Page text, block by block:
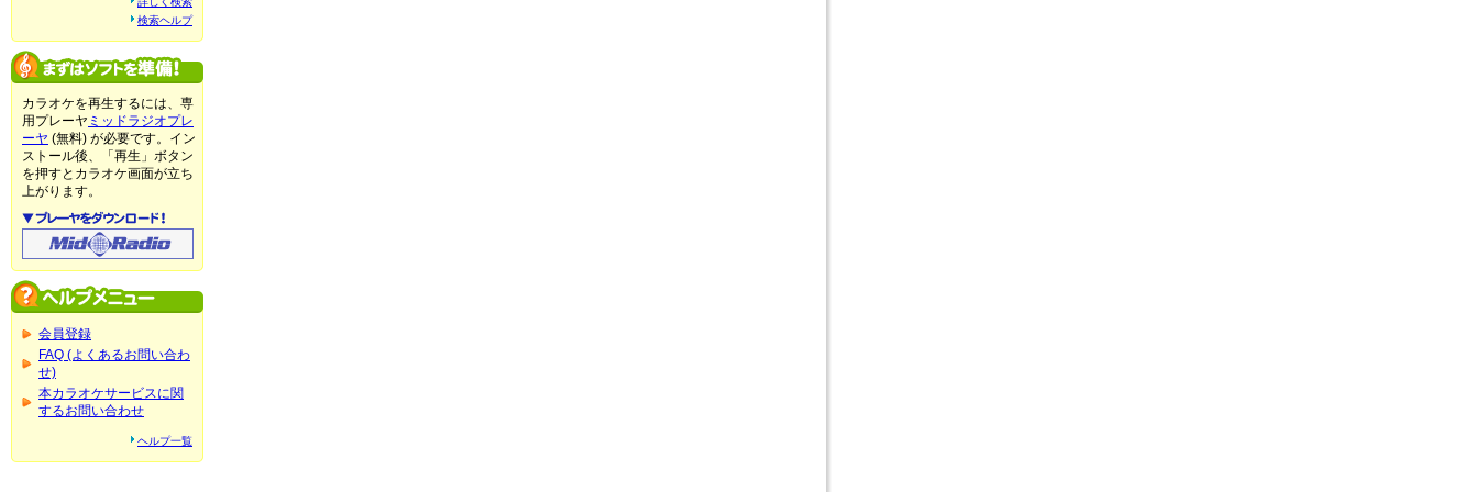
検索ヘルプ
カラオケを再生するには、専
用プレーヤ ミッドラジオプレ
ーヤ (無料) が必要です。イン
ストール後、「再生」ボタン
を押すとカラオケ画面が立ち
上がります。
会員登録
FAQ (よくあるお問い合わ
せ)
本カラオケサービスに関
するお問い合わせ
ヘルプ一覧